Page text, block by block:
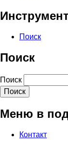
Поиск
Поиск
Поиск
Меню в
Контакт